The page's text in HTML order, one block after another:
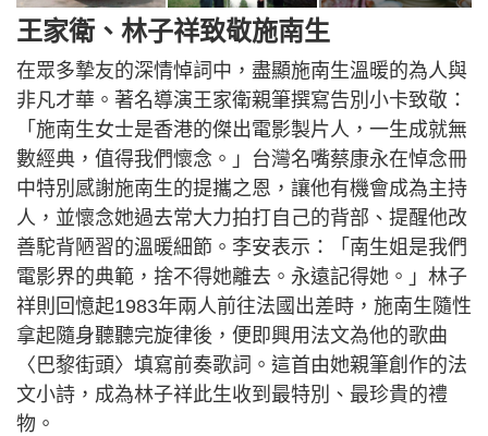
王家衛、林子祥致敬施南生
在眾多摯友的深情悼詞中，盡顯施南生溫暖的為人與
非凡才華。著名導演王家衛親筆撰寫告別小卡致敬：
「施南生女士是香港的傑出電影製片人，一生成就無
數經典，值得我們懷念。」台灣名嘴蔡康永在悼念冊
中特別感謝施南生的提攜之恩，讓他有機會成為主持
人，並懷念她過去常大力拍打自己的背部、提醒他改
善駝背陋習的溫暖細節。李安表示：「南生姐是我們
電影界的典範，捨不得她離去。永遠記得她。」林子
祥則回憶起1983年兩人前往法國出差時，施南生隨性
拿起隨身聽聽完旋律後，便即興用法文為他的歌曲
〈巴黎街頭〉填寫前奏歌詞。這首由她親筆創作的法
文小詩，成為林子祥此生收到最特別、最珍貴的禮
物。